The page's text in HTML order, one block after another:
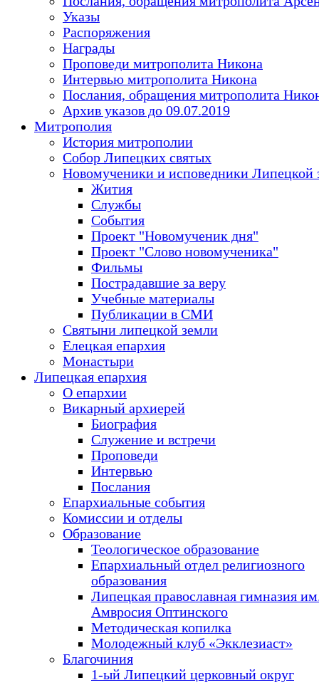
Указы
Распоряжения
Награды
Проповеди митрополита Никона
Интервью митрополита Никона
Послания, обращения митрополита
Архив указов до 09.07.2019
Митрополия
История митрополии
Собор Липецких святых
Новомученики и исповедники Липецкой
Жития
Службы
События
Проект "Новомученик дня"
Проект "Слово новомученика"
Фильмы
Пострадавшие за веру
Учебные материалы
Публикации в СМИ
Святыни липецкой земли
Елецкая епархия
Монастыри
Липецкая епархия
О епархии
Викарный архиерей
Биография
Служение и встречи
Проповеди
Интервью
Послания
Епархиальные события
Комиссии и отделы
Образование
Теологическое образование
Епархиальный отдел религиозного
образования
Липецкая православная гимназия
Амвросия Оптинского
Методическая копилка
Молодежный клуб «Экклезиаст»
Благочиния
1-ый Липецкий церковный округ